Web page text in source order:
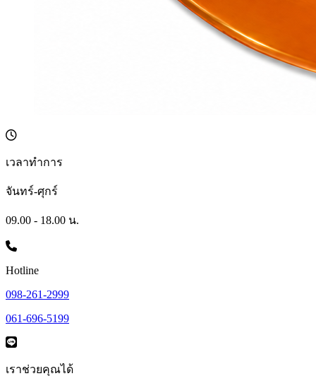
เวลาทำการ
จันทร์-ศุกร์
09.00 - 18.00 น.
Hotline
098-261-2999
061-696-5199
เราช่วยคุณได้